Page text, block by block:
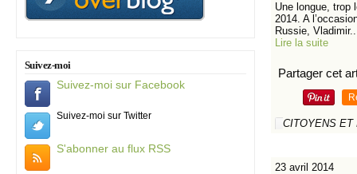
Suivez-moi
Suivez-moi sur Facebook
Suivez-moi sur Twitter
S'abonner au flux RSS
Une longue, trop
2014. A
Russie,
Lire la suite
Partager cet
CITOYENS ET
23 avril 2014